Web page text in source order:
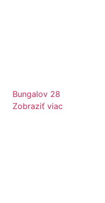
Bungalov 28
Zobraziť viac